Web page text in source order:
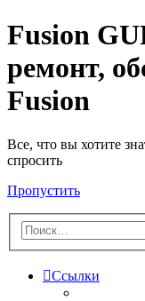
Fusion
ремонт,
Fusion
Все, что вы хотите
спросить
Пропустить
Ссылки